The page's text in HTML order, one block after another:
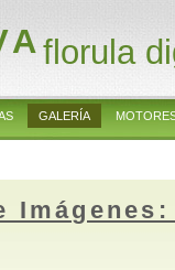
florula
GALERÍA